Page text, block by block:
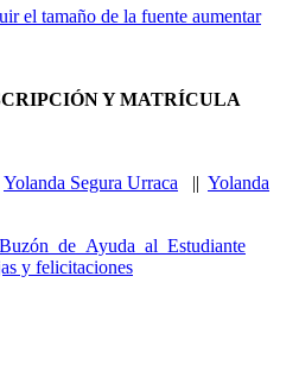
el tamaño de la fuente aumentar
Y MATRÍCULA
Yolanda Segura Urraca || Yolanda
Buzón de Ayuda al Estudiante
y felicitaciones